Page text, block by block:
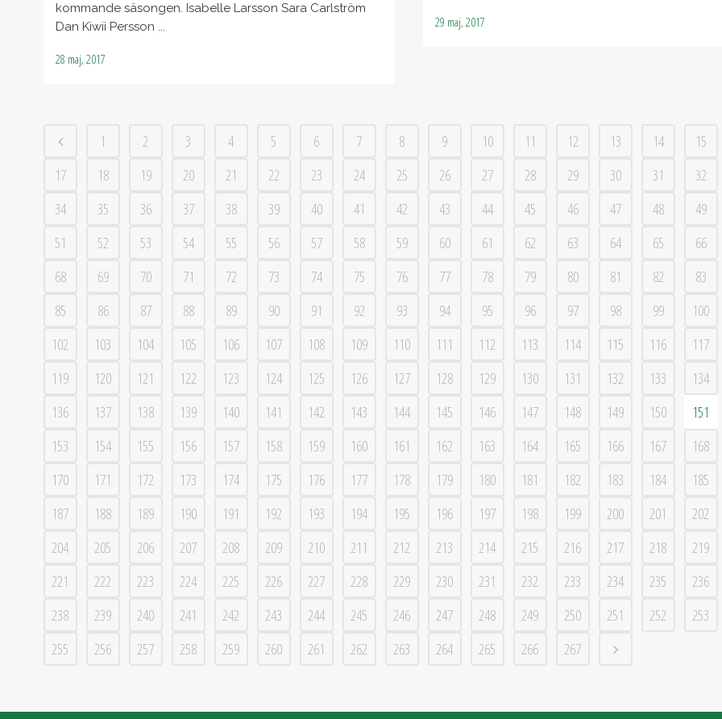
29 maj, 2017
kommande säsongen. Isabelle Larsson Sara Carlström
Dan Kiwii Persson ...
28 maj, 2017
1 2 3 4 5 6 7 8 9 10 11 12 13 14 15
17
18 19 20 21 22 23 24 25 26 27 28 29 30 31 32
34
35 36 37 38 39 40 41 42 43 44 45 46 47 48 49
51
52 53 54 55 56 57 58 59 60 61 62 63 64 65 66
68
69 70 71 72 73 74 75 76 77 78 79 80 81 82 83
85
86 87 88 89 90 91 92 93 94 95 96 97 98 99 100
102
103 104 105 106 107 108 109 110 111 112 113 114 115 116 117
119
120 121 122 123 124 125 126 127 128 129 130 131 132 133 134
136
137 138 139 140 141 142 143 144 145 146 147 148 149 150 151
153
154 155 156 157 158 159 160 161 162 163 164 165 166 167 168
170
171 172 173 174 175 176 177 178 179 180 181 182 183 184 185
187
188 189 190 191 192 193 194 195 196 197 198 199 200 201 202
204
205 206 207 208 209 210 211 212 213 214 215 216 217 218 219
221
222 223 224 225 226 227 228 229 230 231 232 233 234 235 236
238
239 240 241 242 243 244 245 246 247 248 249 250 251 252 253
255
256 257 258 259 260 261 262 263 264 265 266 267